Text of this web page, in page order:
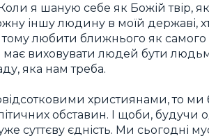
я шаную себе як Божій твір,
іншу людину в моїй державі,
тому любити ближнього як
виховувати людей бути
яка нам треба.
християнами, то
обставин. І щоби, будучи
суттєву єдність. Ми сьогодні